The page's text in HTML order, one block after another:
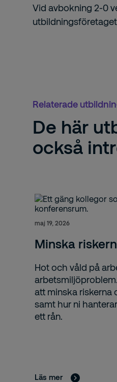
Vid avbokning 2-0
Relaterade
De här
också
maj 19, 2026
Minska
Hot och våld på
att minska riskerna
samt hur ni
ett rån.
Läs mer